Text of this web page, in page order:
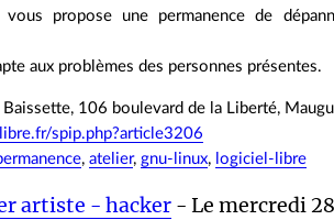
vous propose une permanence de
aux problèmes des personnes présentes.
106 boulevard de la Liberté,
spip.php?article3206
,atelier,gnu-linux, logiciel-libre
artiste - hacker - Le mercredi